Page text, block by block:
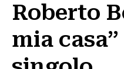
Roberto
mia